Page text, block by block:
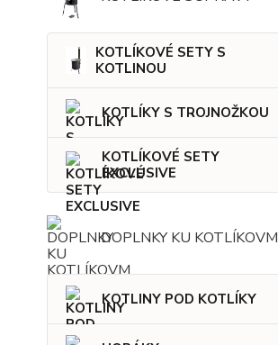
KOTLÍKOVÉ SETY S
KOTLINOU
KOTLÍKY S TROJNOŽKOU
KOTLÍKOVÉ SETY
EXCLUSIVE
DOPLNKY KU KOTLÍKOVM
KOTLINY POD KOTLÍKY